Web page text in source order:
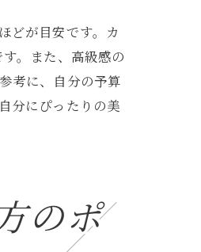
どが目安です。カ
。また、高級感の
考に、自分の予算
分にぴったりの美
のポ